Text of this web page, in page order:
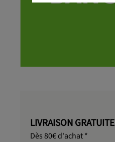
LIVRAISON GRATUITE
Dès 80€ d'achat *